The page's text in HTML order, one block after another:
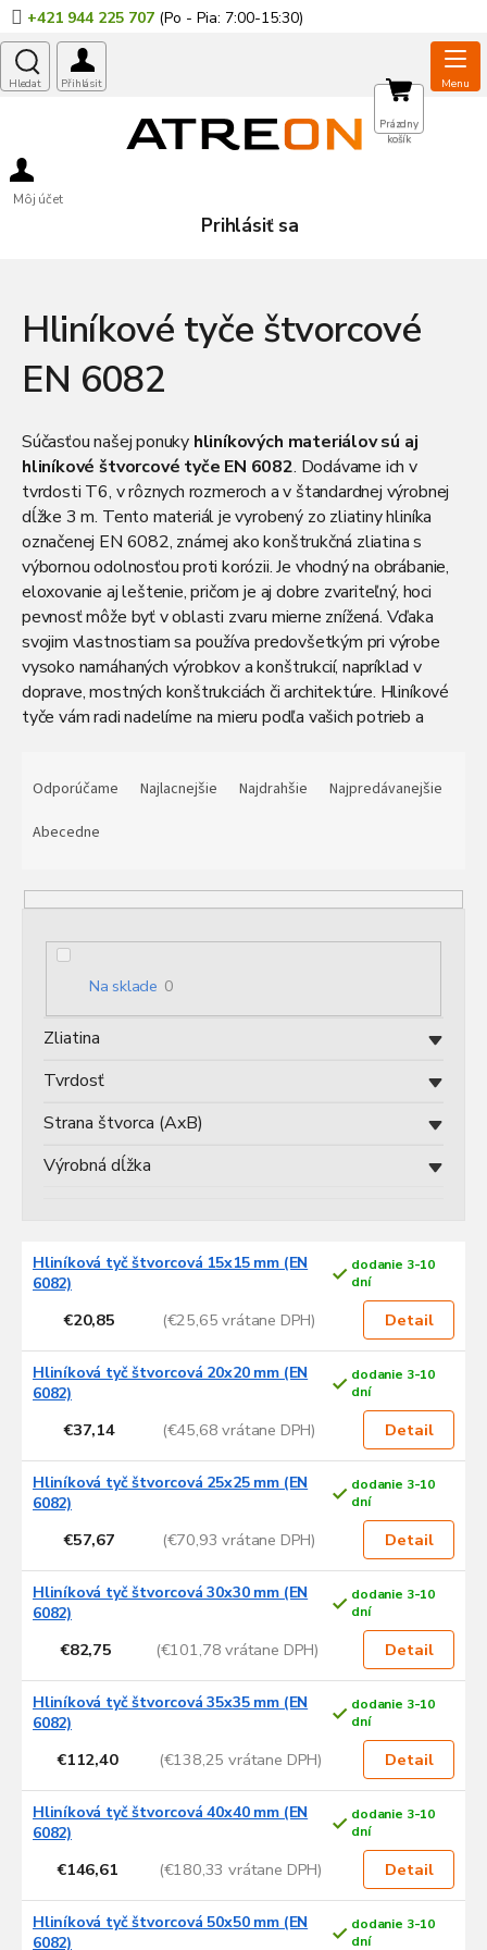
Prejsť
na
obsah
+421 944 225 707
Môj účet
Prihlásiť sa
NÁKUPNÝ
KOŠÍK
Prázdny
košík
Hliníkové tyče štvorcové
EN 6082
Súčasťou našej ponuky hliníkových materiálov sú aj
hliníkové štvorcové tyče EN 6082. Dodávame ich v
tvrdosti T6, v rôznych rozmeroch a v štandardnej výrobnej
dĺžke 3 m. Tento materiál je vyrobený zo zliatiny hliníka
označenej EN 6082, známej ako konštrukčná zliatina s
výbornou odolnosťou proti korózii. Je vhodný na obrábanie,
eloxovanie aj leštenie, pričom je aj dobre zvariteľný, hoci
pevnosť môže byť v oblasti zvaru mierne znížená. Vďaka
svojim vlastnostiam sa používa predovšetkým pri výrobe
vysoko namáhaných výrobkov a konštrukcií, napríklad v
doprave, mostných konštrukciách či architektúre. Hliníkové
tyče vám radi nadelíme na mieru podľa vašich potrieb a
poradenstvo a ďalšie služby spracovania materiálu, aby bol
e
Odporúčame Najlacnejšie Najdrahšie
Najpredávanejšie
Abecedne
Na sklade 0
Strana štvorca (AxB)
Tvrdosť
Výrobná dĺžka
Zliatina
V
p
s
p
u
v
Hliníková tyč štvorcová 15x15 mm (EN
6082)
dodanie 3-10
dní
€20,85 (€25,65 vrátane DPH) Detail
Hliníková tyč štvorcová 20x20 mm (EN
6082)
dodanie 3-10
dní
€37,14 (€45,68 vrátane DPH) Detail
Hliníková tyč štvorcová 25x25 mm (EN
6082)
dodanie 3-10
dní
€57,67 (€70,93 vrátane DPH) Detail
Hliníková tyč štvorcová 30x30 mm (EN
6082)
dodanie 3-10
dní
€82,75 (€101,78 vrátane DPH) Detail
Hliníková tyč štvorcová 35x35 mm (EN
6082)
dodanie 3-10
dní
€112,40 (€138,25 vrátane DPH) Detail
Hliníková tyč štvorcová 40x40 mm (EN
6082)
dodanie 3-10
dní
€146,61 (€180,33 vrátane DPH) Detail
Hliníková tyč štvorcová 50x50 mm (EN
6082)
dodanie 3-10
dní